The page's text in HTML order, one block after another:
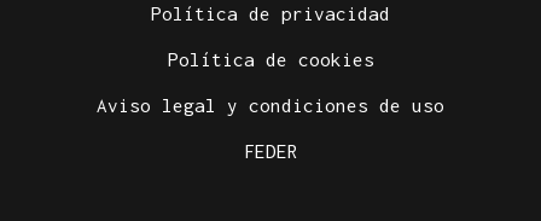
Política de privacidad
Política de cookies
Aviso legal y condiciones de uso
FEDER